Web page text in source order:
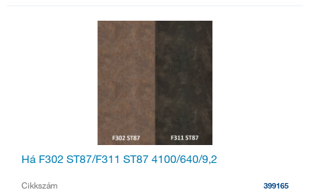
Há F302 ST87/F311 ST87 4100/640/9,2
Cikkszám 399165